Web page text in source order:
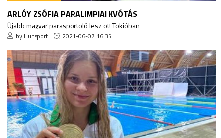
ARLÓY ZSÓFIA PARALIMPIAI KVÓTÁS
Újabb magyar parasportoló lesz ott Tokióban
by Hunsport 2021-06-07 16:35